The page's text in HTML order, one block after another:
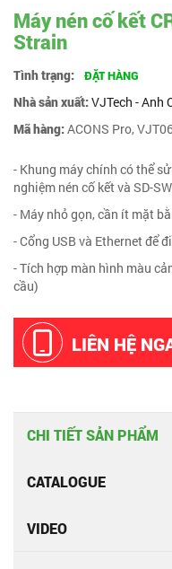
Máy nén cố kết
Strain
Tình trạng: ĐẶT HÀNG
Nhà sản xuất:VJTech - Anh
Mã hàng:ACONS Pro,
- Khung máy chính có thể
nghiệm nén cố kết và SD-
- Máy nhỏ gọn, cần ít mặt
- Cổng USB và Ethernet để
- Tích hợp màn hình màu
cầu)
LIÊN HỆ
CHI TIẾT SẢN PHẨM
CATALOGUE
VIDEO